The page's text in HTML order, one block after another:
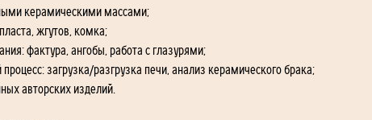
керамическими массами;
жгутов, комка;
фактура, ангобы, работа с глазурями;
загрузка/разгрузка печи, анализ керамического брака;
авторских изделий.